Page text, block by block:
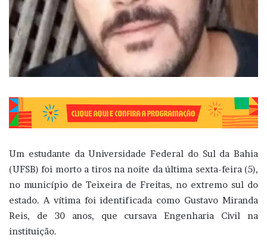
Um estudante da Universidade Federal do Sul da Bahia
(UFSB) foi morto a tiros na noite da última sexta-feira (5),
no município de Teixeira de Freitas, no extremo sul do
estado. A vítima foi identificada como Gustavo Miranda
Reis, de 30 anos, que cursava Engenharia Civil na
instituição.